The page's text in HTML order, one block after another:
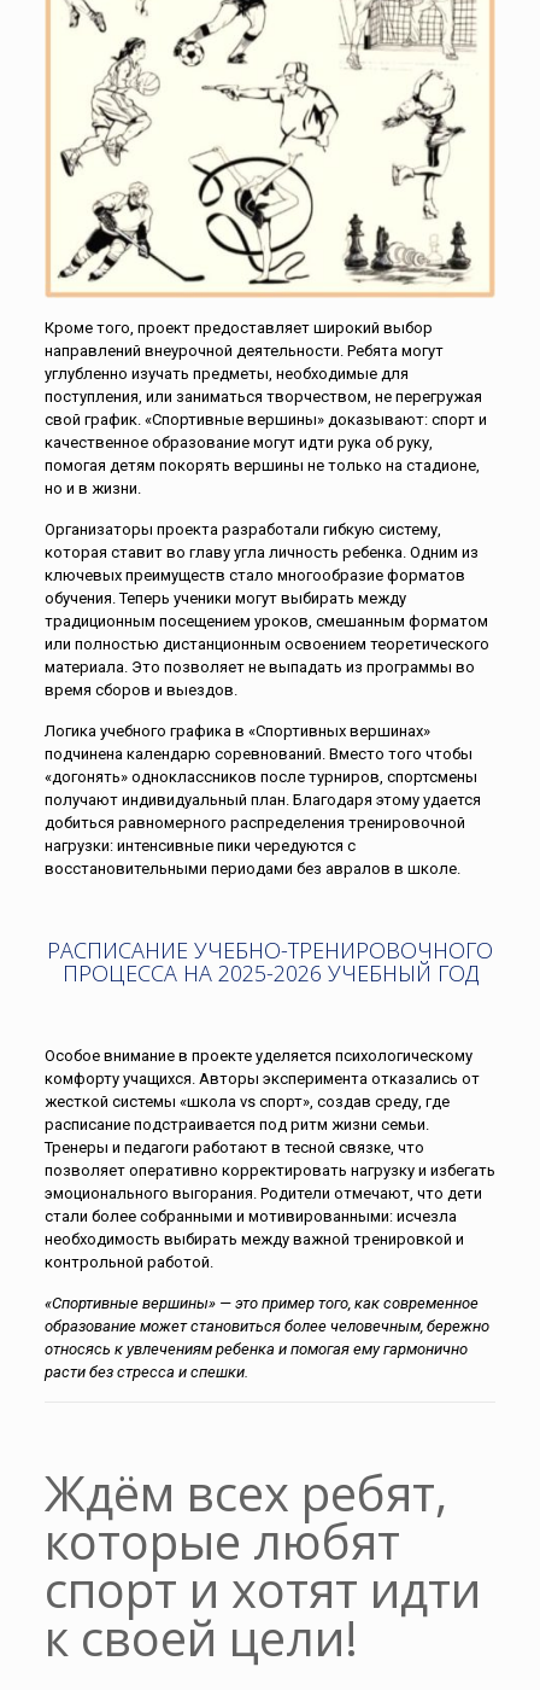
Кроме того, проект предоставляет широкий выбор
направлений внеурочной деятельности. Ребята могут
углубленно изучать предметы, необходимые для
поступления, или заниматься творчеством, не перегружая
свой график. «Спортивные вершины» доказывают: спорт и
качественное образование могут идти рука об руку,
помогая детям покорять вершины не только на стадионе,
но и в жизни.
Организаторы проекта разработали гибкую систему,
которая ставит во главу угла личность ребенка. Одним из
ключевых преимуществ стало многообразие форматов
обучения. Теперь ученики могут выбирать между
традиционным посещением уроков, смешанным форматом
или полностью дистанционным освоением теоретического
материала. Это позволяет не выпадать из программы во
время сборов и выездов.
Логика учебного графика в «Спортивных вершинах»
подчинена календарю соревнований. Вместо того чтобы
«догонять» одноклассников после турниров, спортсмены
получают индивидуальный план. Благодаря этому удается
добиться равномерного распределения тренировочной
нагрузки: интенсивные пики чередуются с
восстановительными периодами без авралов в школе.
РАСПИСАНИЕ УЧЕБНО-ТРЕНИРОВОЧНОГО
ПРОЦЕССА НА 2025-2026 УЧЕБНЫЙ ГОД
Особое внимание в проекте уделяется психологическому
комфорту учащихся. Авторы эксперимента отказались от
жесткой системы «школа vs спорт», создав среду, где
расписание подстраивается под ритм жизни семьи.
Тренеры и педагоги работают в тесной связке, что
позволяет оперативно корректировать нагрузку и избегать
эмоционального выгорания. Родители отмечают, что дети
стали более собранными и мотивированными: исчезла
необходимость выбирать между важной тренировкой и
контрольной работой.
«Спортивные вершины» — это пример того, как современное
образование может становиться более человечным, бережно
относясь к увлечениям ребенка и помогая ему гармонично
расти без стресса и спешки.
Ждём всех ребят,
которые любят
спорт и хотят идти
к своей цели!